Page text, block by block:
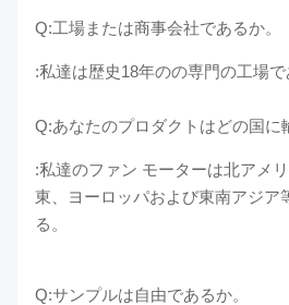
Q:工場または商事会社であるか。
:私達は歴史18年のの専門の工場で
Q:あなたのプロダクトはどの国に
:私達のファン モーターは北アメ
東、ヨーロッパおよび東南アジア
る。
Q:サンプルは自由であるか。